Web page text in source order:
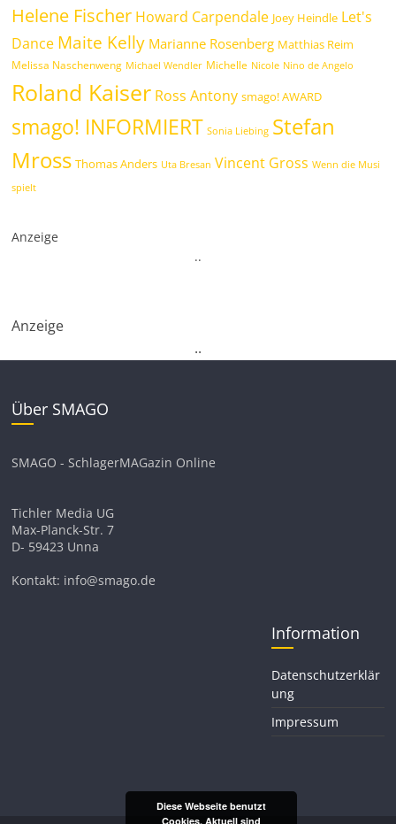
Helene Fischer Howard Carpendale Joey Heindle Let's
Dance Maite Kelly Marianne Rosenberg Matthias Reim
Melissa Naschenweng Michael Wendler Michelle Nicole Nino de Angelo
Roland Kaiser Ross Antony smago! AWARD
smago! INFORMIERT Sonia Liebing Stefan
Mross Thomas Anders Uta Bresan Vincent Gross Wenn die Musi
spielt
Anzeige
..
Anzeige
..
Über SMAGO
SMAGO - SchlagerMAGazin Online
Tichler Media UG
Max-Planck-Str. 7
D- 59423 Unna
Kontakt: info@smago.de
Information
Datenschutzerklär
ung
Impressum
Diese Webseite benutzt
Cookies. Aktuell sind